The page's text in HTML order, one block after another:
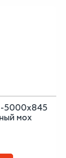
5000х845
мох